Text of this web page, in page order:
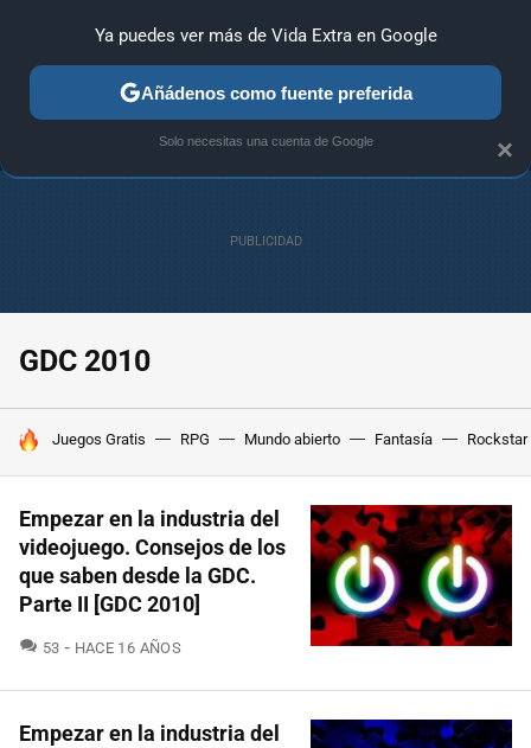
ANÁLISIS GUÍAS Y TRUCOS PC SONY NINTENDO
GDC 2010
HOY SE HABLA DE
Juegos Gratis RPG Mundo abierto Fantasía Rockstar
Empezar en la industria del
videojuego. Consejos de los
que saben desde la GDC.
Parte II [GDC 2010]
53 COMENTARIOS
HACE 16 AÑOS
Empezar en la industria del
×
Ya puedes ver más de Vida Extra en Google
Añádenos como fuente preferida
Solo necesitas una cuenta de Google